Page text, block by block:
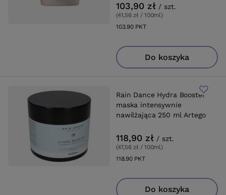
103,90 zł / szt.
(41,56 zł / 100ml)
103.90PKTpunktów
Do koszyka
Rain Dance Hydra Booster
maska intensywnie
nawilżająca 250 ml Artego
118,90 zł / szt.
(47,56 zł / 100ml)
118.90PKTpunktów
Do koszyka